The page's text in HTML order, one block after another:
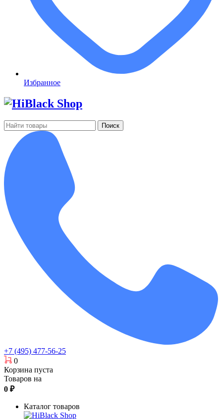
Избранное
Поиск
+7 (495) 477-56-25
0
Корзина пуста
Товаров на
0 ₽
Каталог товаров